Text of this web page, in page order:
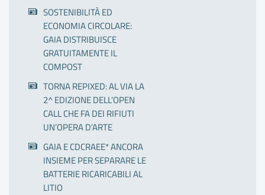
SOSTENIBILITÀ ED
ECONOMIA CIRCOLARE:
GAIA DISTRIBUISCE
GRATUITAMENTE IL
COMPOST
TORNA REPIXED: AL VIA LA
2^ EDIZIONE DELL’OPEN
CALL CHE FA DEI RIFIUTI
UN’OPERA D’ARTE
GAIA E CDCRAEE* ANCORA
INSIEME PER SEPARARE LE
BATTERIE RICARICABILI AL
LITIO